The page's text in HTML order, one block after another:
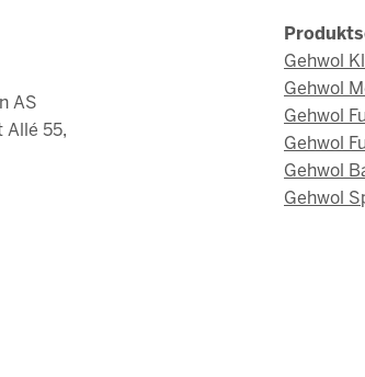
AS
Allé 55,
Gehwol
Gehwol
Gehwol
Gehwol
Gehwol
Gehwol